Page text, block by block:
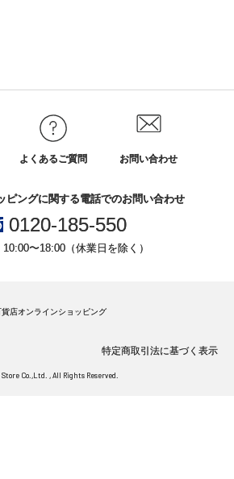
よくあるご質問 お問い合わせ
ピングに関する電話でのお問い合わせ
0120-185-550
〜18:00（休業日を除く）
店オンラインショッピング
特定商取引法に基づく表示
Co.,Ltd. , All Rights Reserved.